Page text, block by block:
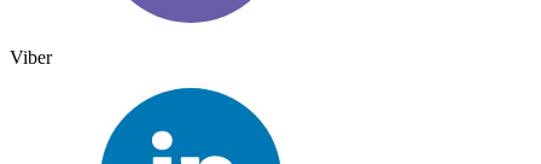
Viber